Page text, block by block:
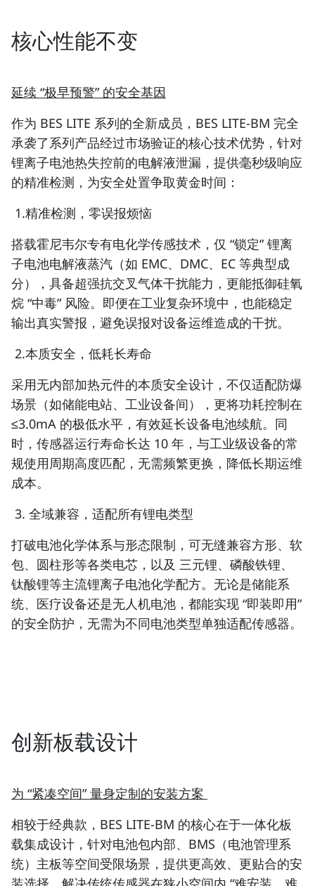
核心性能不变
延续 “极早预警” 的安全基因
作为 BES LITE 系列的全新成员，BES LITE-BM 完全
承袭了系列产品经过市场验证的核心技术优势，针对
锂离子电池热失控前的电解液泄漏，提供毫秒级响应
的精准检测，为安全处置争取黄金时间：
1.精准检测，零误报烦恼
搭载霍尼韦尔专有电化学传感技术，仅 “锁定” 锂离
子电池电解液蒸汽（如 EMC、DMC、EC 等典型成
分），具备超强抗交叉气体干扰能力，更能抵御硅氧
烷 “中毒” 风险。即便在工业复杂环境中，也能稳定
输出真实警报，避免误报对设备运维造成的干扰。
2.本质安全，低耗长寿命
采用无内部加热元件的本质安全设计，不仅适配防爆
场景（如储能电站、工业设备间），更将功耗控制在
≤3.0mA 的极低水平，有效延长设备电池续航。同
时，传感器运行寿命长达 10 年，与工业级设备的常
规使用周期高度匹配，无需频繁更换，降低长期运维
成本。
3. 全域兼容，适配所有锂电类型
打破电池化学体系与形态限制，可无缝兼容方形、软
包、圆柱形等各类电芯，以及 三元锂、磷酸铁锂、
钛酸锂等主流锂离子电池化学配方。无论是储能系
统、医疗设备还是无人机电池，都能实现 “即装即用”
的安全防护，无需为不同电池类型单独适配传感器。
创新板载设计
为 “紧凑空间” 量身定制的安装方案
相较于经典款，BES LITE-BM 的核心在于一体化板
载集成设计，针对电池包内部、BMS（电池管理系
统）主板等空间受限场景，提供更高效、更贴合的安